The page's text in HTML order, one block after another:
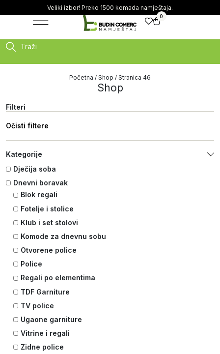
Veliki izbor! Preko 1500 komada namještaja.
0
Traži
Početna / Shop / Stranica 46
Shop
Filteri
Očisti filtere
Kategorije
Dječija soba
Dnevni boravak
Blok regali
Fotelje i stolice
Klub i set stolovi
Komode za dnevnu sobu
Otvorene police
Police
Regali po elementima
TDF Garniture
TV police
Ugaone garniture
Vitrine i regali
Zidne police